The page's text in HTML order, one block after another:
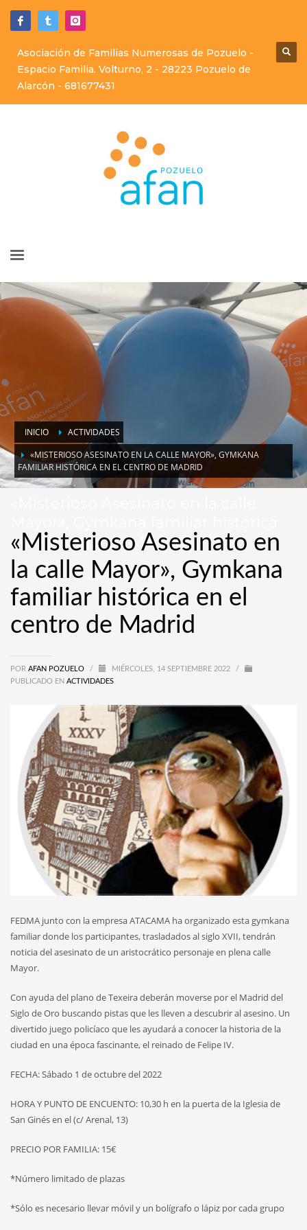
Asociación de Familias Numerosas de Pozuelo -
Espacio Familia. Volturno, 2 - 28223 Pozuelo de
Alarcón - 681677431
INICIO
ACTIVIDADES
«MISTERIOSO ASESINATO EN LA CALLE MAYOR», GYMKANA
FAMILIAR HISTÓRICA EN EL CENTRO DE MADRID
en el centro de Madrid
«Misterioso Asesinato en
la calle Mayor», Gymkana
familiar histórica en el
centro de Madrid
POR AFAN POZUELO / MIÉRCOLES, 14 SEPTIEMBRE 2022
/
PUBLICADO EN ACTIVIDADES
FEDMA junto con la empresa ATACAMA ha organizado esta gymkana
familiar donde los participantes, trasladados al siglo XVII, tendrán
noticia del asesinato de un aristocrático personaje en plena calle
Mayor.
Con ayuda del plano de Texeira deberán moverse por el Madrid del
Siglo de Oro buscando pistas que les lleven a descubrir al asesino. Un
divertido juego policíaco que les ayudará a conocer la historia de la
ciudad en una época fascinante, el reinado de Felipe IV.
FECHA: Sábado 1 de octubre del 2022
HORA Y PUNTO DE ENCUENTO: 10,30 h en la puerta de la Iglesia de
San Ginés en el (c/ Arenal, 13)
PRECIO POR FAMILIA: 15€
*Número limitado de plazas
*Sólo es necesario llevar móvil y un bolígrafo o lápiz por cada grupo